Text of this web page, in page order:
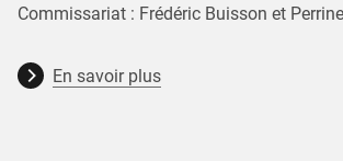
Commissariat : Frédéric Buisson et
En savoir plus